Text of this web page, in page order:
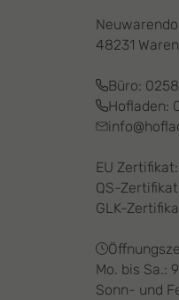
48231
Büro:
Hofladen:
EU
QS-
GLK-
Mo. bis Sa.:
Sonn- und